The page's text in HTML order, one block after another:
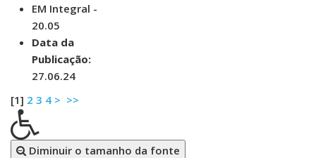
EM Integral -
20.05
Data da
Publicação:
27.06.24
[1] 2 3 4 > >>
Diminuir o tamanho da fonte